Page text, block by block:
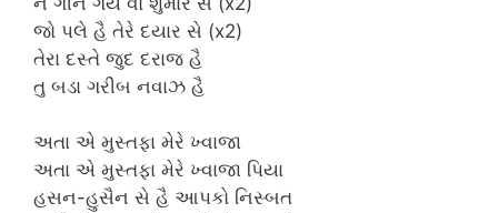
જો પલે હૈ તેરે દયાર સે (x2)
તેરા દસ્તે જુદ દરાજ હૈ
તુ બડા ગરીબ નવાઝ હૈ
અતા એ મુસ્તફા મેરે ખ્વાજા
અતા એ મુસ્તફા મેરે ખ્વાજા પિયા
હસન-હુસૈન સે હૈ આપકો નિસ્બત